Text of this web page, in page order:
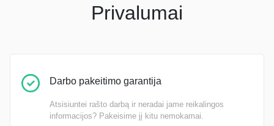
Privalumai
Darbo pakeitimo garantija
Atsisiuntei rašto darbą ir neradai jame reikalingos
informacijos? Pakeisime jį kitu nemokamai.